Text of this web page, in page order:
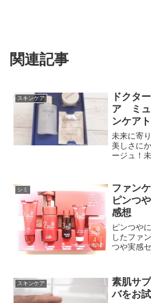
関連記事
スキンケア
ドクタ
ア ミュ
ンケア
未来に寄
美しさに
ージュ！
シミ
ファン
ピンつ
感想
ピンつや
したファ
つや実感
ルンツル
っても気
た。
スキンケア
素肌サ
バをお